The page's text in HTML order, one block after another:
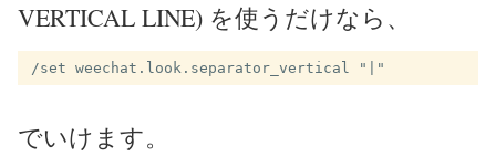
VERTICAL LINE) を使うだけなら、
でいけます。